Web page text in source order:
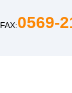
FAX:0569-